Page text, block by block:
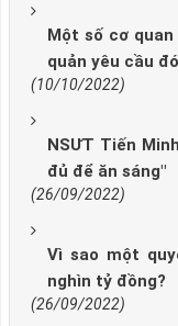
Một số cơ
quản yêu cầu
(10/10/2022)
NSƯT Tiến
đủ để ăn sáng"
(26/09/2022)
Vì sao một
nghìn tỷ đồng?
(26/09/2022)